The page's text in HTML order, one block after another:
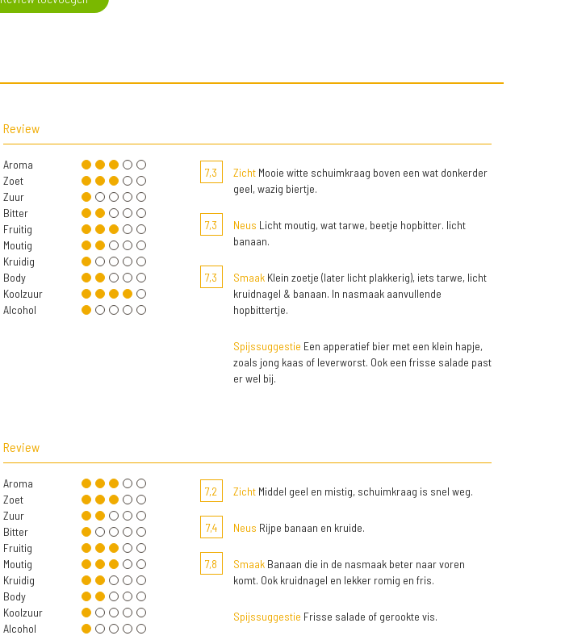
Review
Aroma
Zoet
Zuur
Bitter
Fruitig
Moutig
Kruidig
Body
Koolzuur
Alcohol
7,3 ZichtMooie witte schuimkraag boven een wat donkerder
geel, wazig biertje.
7,3 Neus Licht moutig, wat tarwe, beetje hopbitter. licht
banaan.
7,3 SmaakKlein zoetje (later licht plakkerig), iets tarwe, licht
kruidnagel & banaan. In nasmaak aanvullende
hopbittertje.
Spijssuggestie Een apperatief bier met een klein hapje,
zoals jong kaas of leverworst. Ook een frisse salade past
er wel bij.
Review
Aroma
Zoet
Zuur
Bitter
Fruitig
Moutig
Kruidig
Body
Koolzuur
Alcohol
7,2 ZichtMiddel geel en mistig, schuimkraag is snel weg.
7,4 Neus Rijpe banaan en kruide.
7,8 SmaakBanaan die in de nasmaak beter naar voren
komt. Ook kruidnagel en lekker romig en fris.
Spijssuggestie Frisse salade of gerookte vis.